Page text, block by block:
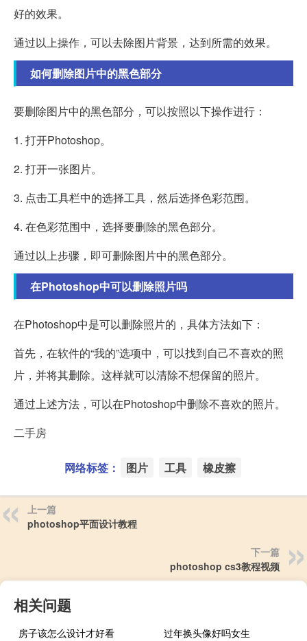
好的效果。
通过以上操作，可以去除图片背景，达到所需的效果。
如何删除图片中的黑色部分
要删除图片中的黑色部分，可以按照以下操作进行：
1. 打开Photoshop。
2. 打开一张图片。
3. 点击工具栏中的选择工具，然后选择色彩范围。
4. 在色彩范围中，选择要删除的黑色部分。
通过以上步骤，即可删除图片中的黑色部分。
在Photoshop中可以删除照片吗
在Photoshop中是可以删除照片的，具体方法如下：
首先，在软件的“我的”选项中，可以找到自己不喜欢的照
片，并将其删除。这样就可以清除不想保留的照片。
通过上述方法，可以在Photoshop中删除不喜欢的照片。
二手房
网络标签： 图片 工具 橡皮擦
上一篇
photoshop平面设计教程
下一篇
photoshop cs3教程视频
相关问题
房子该怎么设计才好看
过年换头像好吗女生